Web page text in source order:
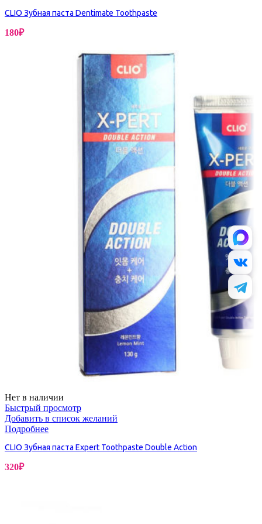
CLIO Зубная паста Dentimate Toothpaste
180₽
Нет в наличии
Быстрый просмотр
Добавить в список желаний
Подробнее
CLIO Зубная паста Expert Toothpaste Double Action
320₽